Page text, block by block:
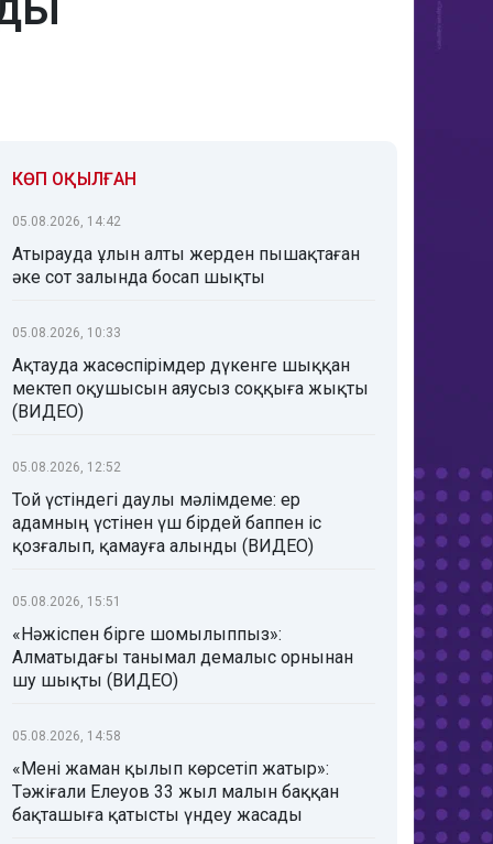
КӨП ОҚЫЛҒАН
05.08.2026, 14:42
Атырауда ұлын алты жерден пышақтаған
әке сот залында босап шықты
05.08.2026, 10:33
Ақтауда жасөспірімдер дүкенге шыққан
мектеп оқушысын аяусыз соққыға жықты
(ВИДЕО)
05.08.2026, 12:52
Той үстіндегі даулы мәлімдеме: ер
адамның үстінен үш бірдей баппен іс
қозғалып, қамауға алынды (ВИДЕО)
05.08.2026, 15:51
«Нәжіспен бірге шомылыппыз»:
Алматыдағы танымал демалыс орнынан
шу шықты (ВИДЕО)
05.08.2026, 14:58
«Мені жаман қылып көрсетіп жатыр»:
Тәжіғали Елеуов 33 жыл малын баққан
бақташыға қатысты үндеу жасады